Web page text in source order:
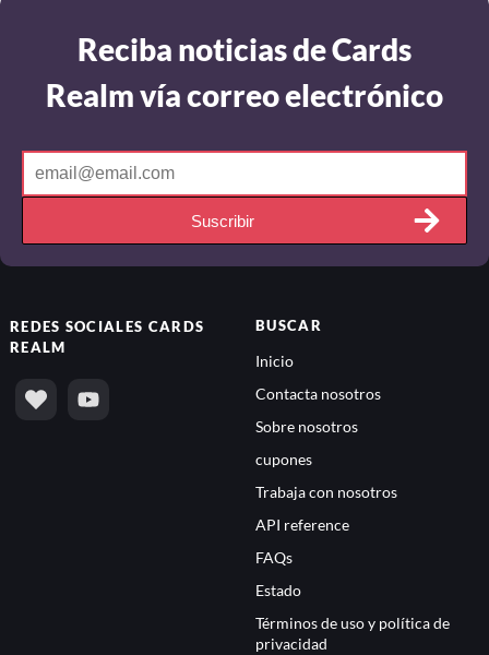
Reciba noticias de Cards
Realm vía correo electrónico
Suscribir
REDES SOCIALES CARDS
REALM
BUSCAR
Inicio
Contacta nosotros
Sobre nosotros
cupones
Trabaja con nosotros
API reference
FAQs
Estado
Términos de uso y política de
privacidad